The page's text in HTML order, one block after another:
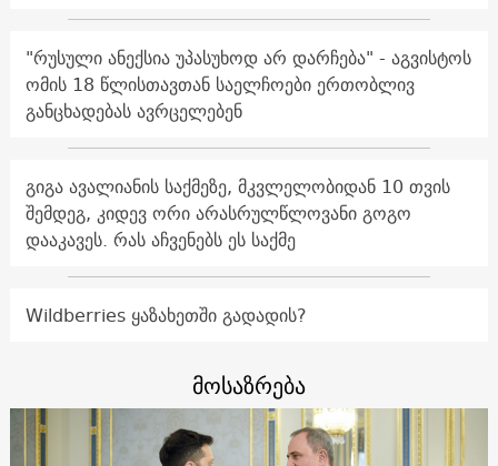
"რუსული ანექსია უპასუხოდ არ დარჩება" - აგვისტოს
ომის 18 წლისთავთან საელჩოები ერთობლივ
განცხადებას ავრცელებენ
გიგა ავალიანის საქმეზე, მკვლელობიდან 10 თვის
შემდეგ, კიდევ ორი არასრულწლოვანი გოგო
დააკავეს. რას აჩვენებს ეს საქმე
Wildberries ყაზახეთში გადადის?
მოსაზრება